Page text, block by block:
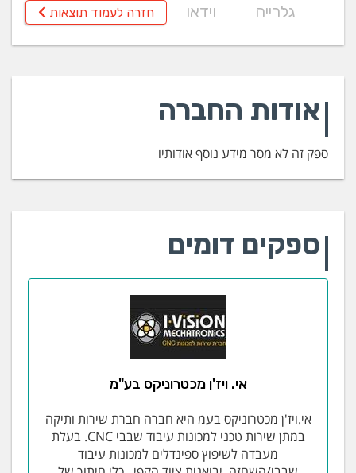
גלרייה
וידאו חזרה לעמוד תוצאות
אודות החברה
ספק זה לא מסר מידע נוסף אודותיו
ספקים דומים
אי. ויז'ן מכטרוניקס בע"מ
אי.ויז'ן מכטרוניקס בעמ היא חברה חברת שירות ותיקה
במתן שירות טכני למכונות עיבוד שבבי CNC. בעלת
מעבדה לשיפוץ ספינדלים למכונות עיבוד